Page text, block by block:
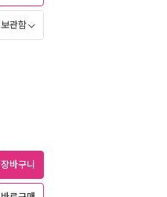
보관함
장바구니